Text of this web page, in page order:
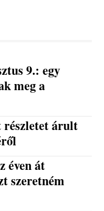
9.: egy
meg a
árult
éven át
szeretném